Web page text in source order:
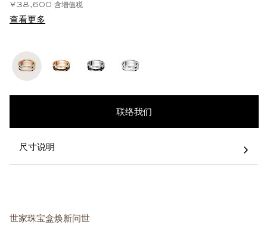
¥38,600 含增值税
查看更多
联络我们
尺寸说明
世家珠宝盒焕新问世